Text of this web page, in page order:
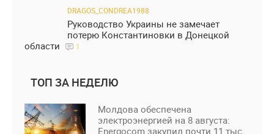
DRAGOS_CONDREA1988
Руководство Украины не замечает
потерю Константиновки в Донецкой
области
1
ТОП ЗА НЕДЕЛЮ
Молдова обеспечена
электроэнергией на 8 августа:
Energocom закупил почти 11 тыс.